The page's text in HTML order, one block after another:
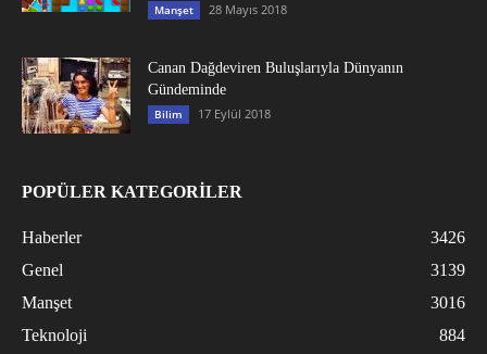
Manşet 28 Mayıs 2018
Canan Dağdeviren Buluşlarıyla Dünyanın
Gündeminde
Bilim 17 Eylül 2018
POPÜLER KATEGORİLER
Haberler
3426
Genel
3139
Manşet
3016
Teknoloji
884